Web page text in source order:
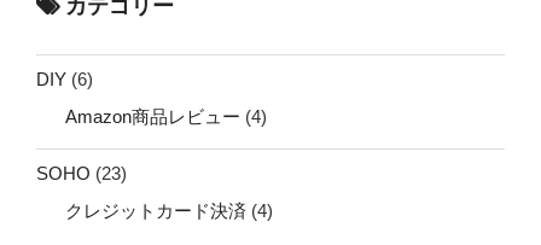
カテゴリー
DIY (6)
Amazon商品レビュー (4)
SOHO (23)
クレジットカード決済 (4)